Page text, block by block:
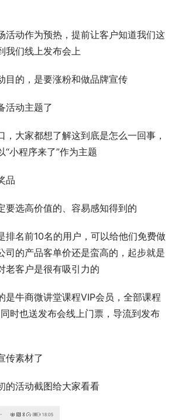
活动作为预热，提前让客户知道我们这
我们线上发布会上
目的，是要涨粉和做品牌宣传
活动主题了
，大家都想了解这到底是怎么一回事，
“小程序来了”作为主题
品
要选高价值的、容易感知得到的
排名前10名的用户，可以给他们免费做
司的产品客单价还是蛮高的，起步就是
老客户是很有吸引力的
是牛商微讲堂课程VIP会员，全部课程
时也送发布会线上门票，导流到发布
传素材了
的活动截图给大家看看